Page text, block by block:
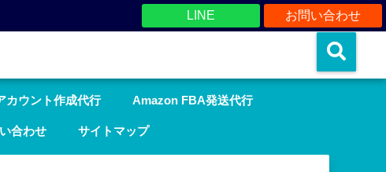
お問い合わせ
LINE
カウント作成代行 Amazon FBA発送代行
合わせ サイトマップ